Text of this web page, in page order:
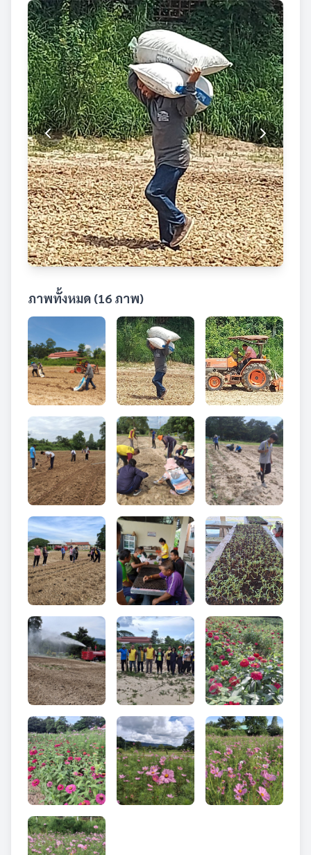
ภาพทั้งหมด (16 ภาพ)